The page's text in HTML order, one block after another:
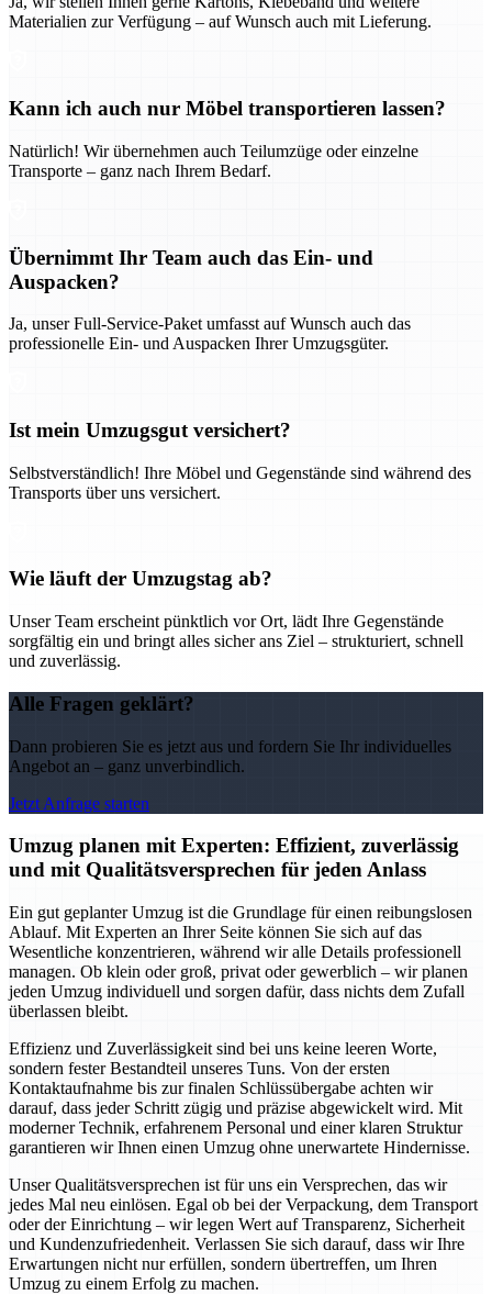
Materialien zur Verfügung – auf Wunsch auch mit Lieferung.
Kann ich auch nur Möbel transportieren lassen?
Natürlich! Wir übernehmen auch Teilumzüge oder einzelne
Transporte – ganz nach Ihrem Bedarf.
Übernimmt Ihr Team auch das Ein- und
Auspacken?
Ja, unser Full-Service-Paket umfasst auf Wunsch auch das
professionelle Ein- und Auspacken Ihrer Umzugsgüter.
Ist mein Umzugsgut versichert?
Selbstverständlich! Ihre Möbel und Gegenstände sind während des
Transports über uns versichert.
Wie läuft der Umzugstag ab?
Unser Team erscheint pünktlich vor Ort, lädt Ihre Gegenstände
sorgfältig ein und bringt alles sicher ans Ziel – strukturiert, schnell
und zuverlässig.
Alle Fragen geklärt?
Dann probieren Sie es jetzt aus und fordern Sie Ihr individuelles
Angebot an – ganz unverbindlich.
Jetzt Anfrage starten
Umzug planen mit Experten: Effizient, zuverlässig
und mit Qualitätsversprechen für jeden Anlass
Ein gut geplanter Umzug ist die Grundlage für einen reibungslosen
Ablauf. Mit Experten an Ihrer Seite können Sie sich auf das
Wesentliche konzentrieren, während wir alle Details professionell
managen. Ob klein oder groß, privat oder gewerblich – wir planen
jeden Umzug individuell und sorgen dafür, dass nichts dem Zufall
überlassen bleibt.
Effizienz und Zuverlässigkeit sind bei uns keine leeren Worte,
sondern fester Bestandteil unseres Tuns. Von der ersten
Kontaktaufnahme bis zur finalen Schlüssübergabe achten wir
darauf, dass jeder Schritt zügig und präzise abgewickelt wird. Mit
moderner Technik, erfahrenem Personal und einer klaren Struktur
garantieren wir Ihnen einen Umzug ohne unerwartete Hindernisse.
Unser Qualitätsversprechen ist für uns ein Versprechen, das wir
jedes Mal neu einlösen. Egal ob bei der Verpackung, dem Transport
oder der Einrichtung – wir legen Wert auf Transparenz, Sicherheit
und Kundenzufriedenheit. Verlassen Sie sich darauf, dass wir Ihre
Erwartungen nicht nur erfüllen, sondern übertreffen, um Ihren
Umzug zu einem Erfolg zu machen.